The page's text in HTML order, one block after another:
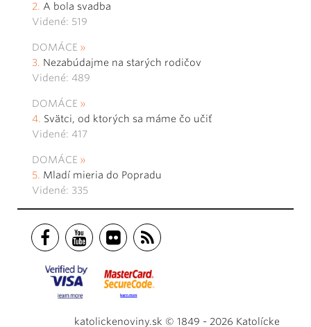
A bola svadba
Videné: 519
DOMÁCE
Nezabúdajme na starých rodičov
Videné: 489
DOMÁCE
Svätci, od ktorých sa máme čo učiť
Videné: 417
DOMÁCE
Mladí mieria do Popradu
Videné: 335
katolickenoviny.sk © 1849 - 2026 Katolícke